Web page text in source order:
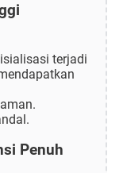
terjadi
Penuh